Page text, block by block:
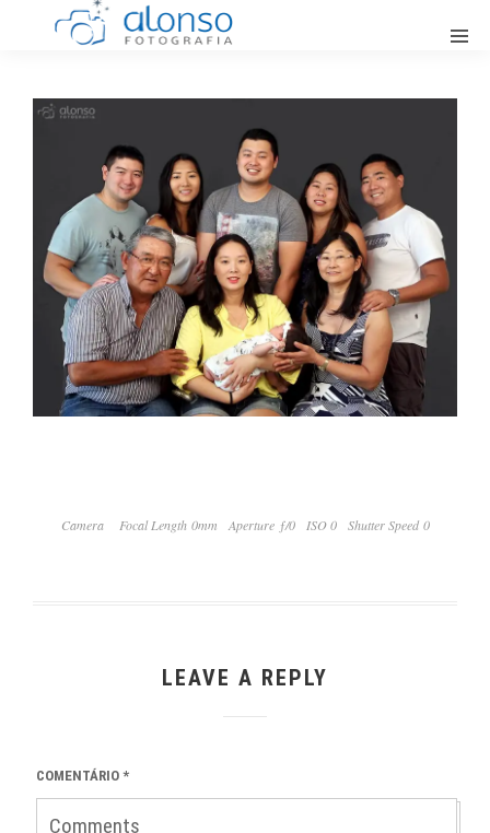
Camera Focal Length 0mm Aperture ƒ/0 ISO 0 Shutter Speed 0
LEAVE A REPLY
COMENTÁRIO *